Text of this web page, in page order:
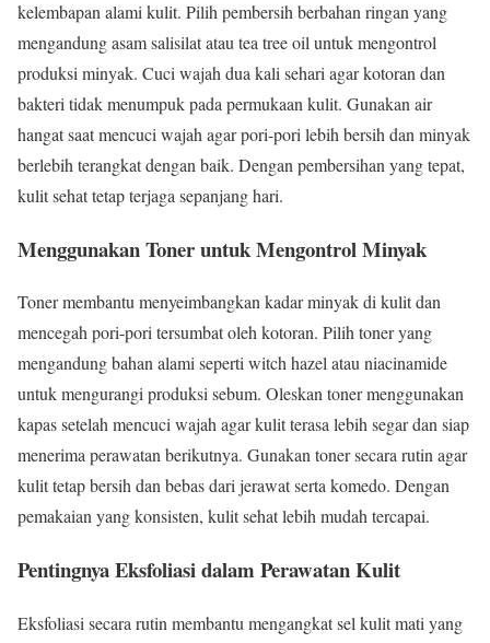
kelembapan alami kulit. Pilih pembersih berbahan ringan yang
mengandung asam salisilat atau tea tree oil untuk mengontrol
produksi minyak. Cuci wajah dua kali sehari agar kotoran dan
bakteri tidak menumpuk pada permukaan kulit. Gunakan air
hangat saat mencuci wajah agar pori-pori lebih bersih dan minyak
berlebih terangkat dengan baik. Dengan pembersihan yang tepat,
kulit sehat tetap terjaga sepanjang hari.
Menggunakan Toner untuk Mengontrol Minyak
Toner membantu menyeimbangkan kadar minyak di kulit dan
mencegah pori-pori tersumbat oleh kotoran. Pilih toner yang
mengandung bahan alami seperti witch hazel atau niacinamide
untuk mengurangi produksi sebum. Oleskan toner menggunakan
kapas setelah mencuci wajah agar kulit terasa lebih segar dan siap
menerima perawatan berikutnya. Gunakan toner secara rutin agar
kulit tetap bersih dan bebas dari jerawat serta komedo. Dengan
pemakaian yang konsisten, kulit sehat lebih mudah tercapai.
Pentingnya Eksfoliasi dalam Perawatan Kulit
Eksfoliasi secara rutin membantu mengangkat sel kulit mati yang